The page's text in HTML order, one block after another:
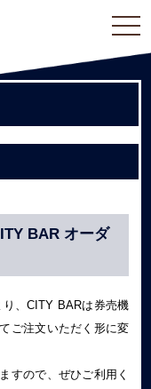
BAR オーダ
、CITY BARは券売機
ご注文いただく形に変
すので、ぜひご利用く